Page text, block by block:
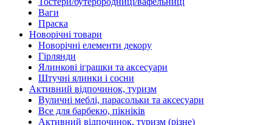
Ваги
Праска
Новорічні товари
Новорічні елементи декору
Гірлянди
Ялинкові іграшки та аксесуари
Штучні ялинки і сосни
Активний відпочинок, туризм
Вуличні меблі, парасольки та аксесуари
Все для барбекю, пікніків
Активний відпочинок, туризм (різне)